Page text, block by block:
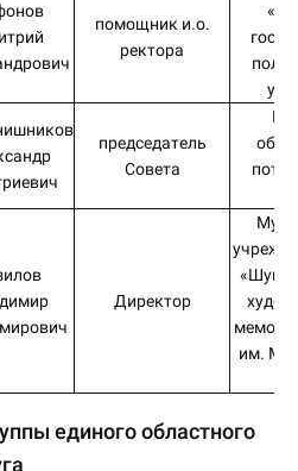
помощник и.о.
ректора
председатель
Совета
Директор
им.
единого областного